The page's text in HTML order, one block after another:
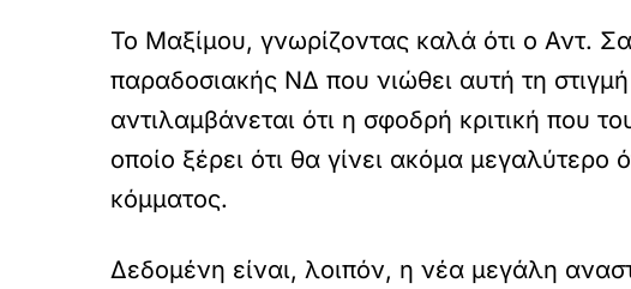
Το Μαξίμου, γνωρίζοντας καλά ότι ο Αντ.
παραδοσιακής ΝΔ που νιώθει αυτή τη
αντιλαμβάνεται ότι η σφοδρή κριτική που
οποίο ξέρει ότι θα γίνει ακόμα
κόμματος.
Δεδομένη είναι, λοιπόν, η νέα μεγάλη